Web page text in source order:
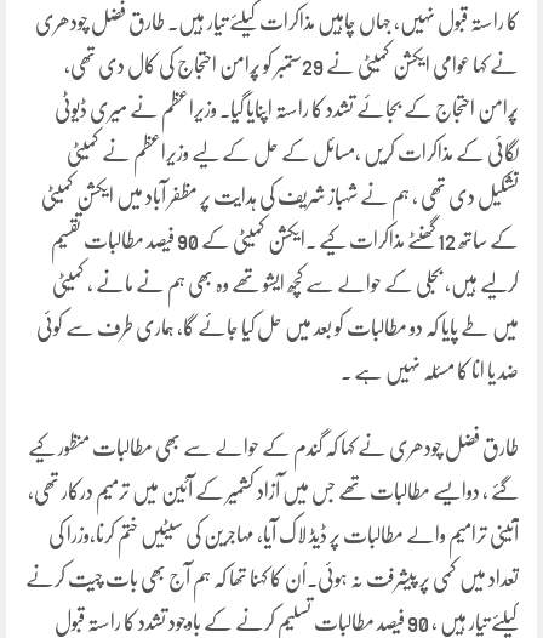
کا راستہ قبول نہیں، جہاں چاہیں مذاکرات کیلئے تیار ہیں۔ طارق فضل چودھری
نے کہا عوامی ایکشن کمیٹی نے 29ستمبر کو پُرامن احتجاج کی کال دی تھی،
پُرامن احتجاج کے بجائے تشدد کا راستہ اپنایا گیا۔ وزیراعظم نے میری ڈیوٹی
لگائی کے مذاکرات کریں ،مسائل کے حل کے لیے وزیراعظم نے کمیٹی
تشکیل دی تھی ، ہم نے شہباز شریف کی ہدایت پر مظفر آباد میں ایکشن کمیٹی
کے ساتھ 12 گھنٹے مذاکرات کیے ۔ایکشن کمیٹی کے 90 فیصد مطالبات تقسیم
کرلیے ہیں، بجلی کے حوالے سے کچھ ایشو تھے وہ بھی ہم نے مانے ، کمیٹی
میں طے پایا کہ دو مطالبات کو بعد میں حل کیا جائے گا، ہماری طرف سے کوئی
ضد یا انا کا مسئلہ نہیں ہے ۔
طارق فضل چودھری نے کہا کہ گندم کے حوالے سے بھی مطالبات منظور کیے
گئے ، دوایسے مطالبات تھے جس میں آزاد کشمیر کے آئین میں ترمیم درکار تھی،
آئینی ترامیم والے مطالبات پر ڈیڈ لاک آیا، مہاجرین کی سیٹیں ختم کرنا،وزرا کی
تعداد میں کمی پر پیشرفت نہ ہوئی۔اُن کا کہنا تھا کہ ہم آج بھی بات چیت کرنے
کیلئے تیار ہیں ، 90 فیصد مطالبات تسلیم کرنے کے باوجود تشدد کا راستہ قبول